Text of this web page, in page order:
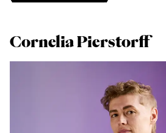
Cornelia Pierstorff